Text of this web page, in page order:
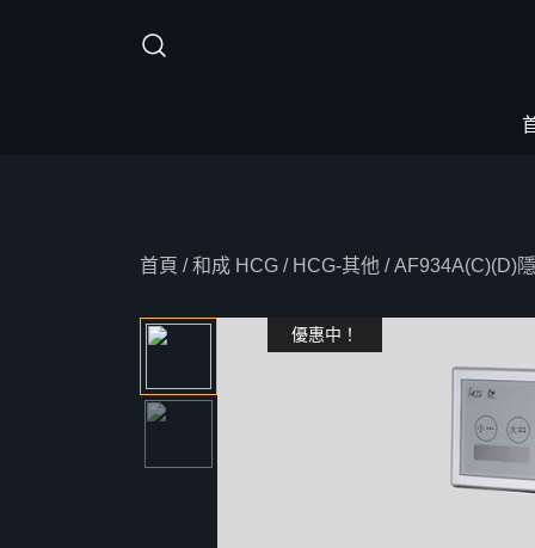
首頁 /和成 HCG / HCG-其他 / AF934A(C)(D)
優惠中！